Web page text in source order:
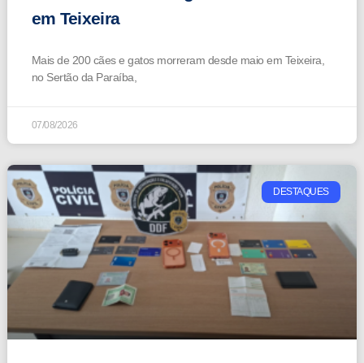
em Teixeira
Mais de 200 cães e gatos morreram desde maio em Teixeira,
no Sertão da Paraíba,
07/08/2026
DESTAQUES